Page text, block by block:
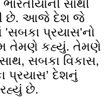
સૌથી
છે. આજે દેશ જે
'સબકા પ્રયાસ'નો
તેમણે કહ્યું. તેમણે
સબકા વિકાસ,
પ્રયાસ’ દેશનું
રહ્યું છે.